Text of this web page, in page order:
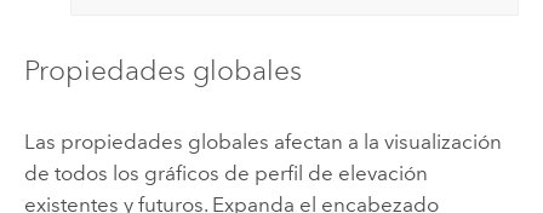
Propiedades globales
Las propiedades globales afectan a la visualización
de todos los gráficos de perfil de elevación
existentes y futuros. Expanda el encabezado